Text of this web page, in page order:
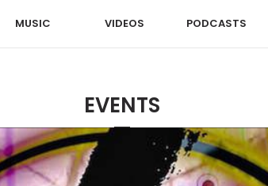
MUSIC VIDEOS PODCASTS
EVENTS